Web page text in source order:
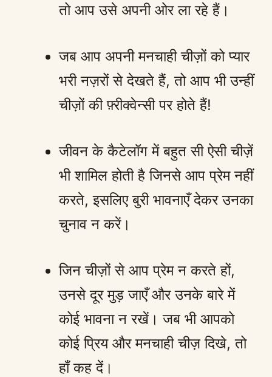
तो आप उसे अपनी ओर ला रहे हैं।
जब आप अपनी मनचाही चीज़ों को प्यार
भरी नज़रों से देखते हैं, तो आप भी उन्हीं
चीज़ों की फ़्रीक्वेन्सी पर होते हैं!
जीवन के कैटेलॉग में बहुत सी ऐसी चीज़ें
भी शामिल होती है जिनसे आप प्रेम नहीं
करते, इसलिए बुरी भावनाएँ देकर उनका
चुनाव न करें।
जिन चीज़ों से आप प्रेम न करते हों,
उनसे दूर मुड़ जाएँ और उनके बारे में
कोई भावना न रखें। जब भी आपको
कोई प्रिय और मनचाही चीज़ दिखे, तो
हाँ कह दें।